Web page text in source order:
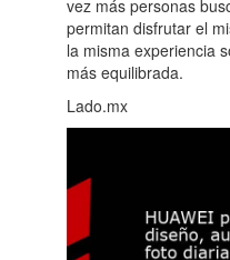
vez más personas
permitan disfrutar el
la misma experiencia
más equilibrada.
Lado.mx